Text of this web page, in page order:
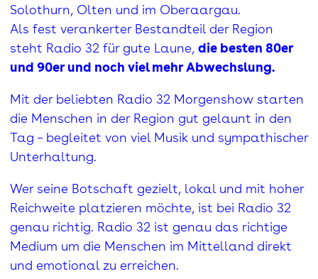
Solothurn, Olten und im Oberaargau.
Als fest verankerter Bestandteil der Region
steht Radio 32 für gute Laune, die besten 80er
und 90er und noch viel mehr Abwechslung.
Mit der beliebten Radio 32 Morgenshow starten
die Menschen in der Region gut gelaunt in den
Tag – begleitet von viel Musik und sympathischer
Unterhaltung.
Wer seine Botschaft gezielt, lokal und mit hoher
Reichweite platzieren möchte, ist bei Radio 32
genau richtig. Radio 32 ist genau das richtige
Medium um die Menschen im Mittelland direkt
und emotional zu erreichen.